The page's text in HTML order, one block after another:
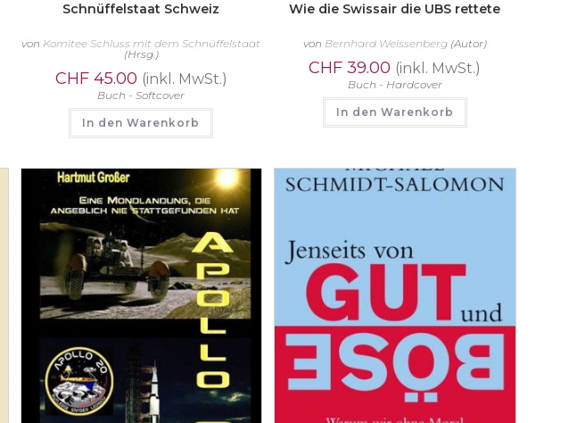
Schnüffelstaat Schweiz
von Komitee Schluss mit dem Schnüffelstaat
(Hrsg.)
CHF45.00 (inkl. MwSt.)
Buch - Softcover
In den Warenkorb
Wie die Swissair die UBS rettete
von Bernhard Weissenberg(Autor)
CHF 39.00 (inkl. MwSt.)
Buch - Hardcover
In den Warenkorb